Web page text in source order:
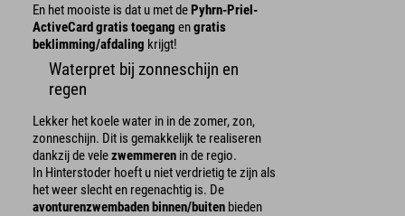
En het mooiste is dat u met dePyhrn-Priel-
ActiveCardgratis toegang engratis
beklimming/afdaling krijgt!
Waterpret bij zonneschijn en
regen
Lekker het koele water in in de zomer, zon,
zonneschijn. Dit is gemakkelijk te realiseren
dankzij de velezwemmeren in de regio.
In Hinterstoder hoeft u niet verdrietig te zijn als
het weer slecht en regenachtig is. De
avonturenzwembaden binnen/buiten bieden